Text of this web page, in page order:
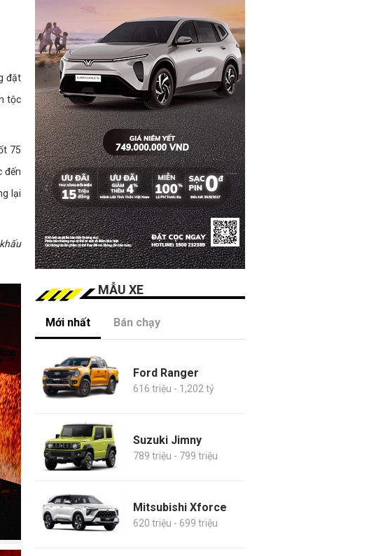
đặt
tộc
75
đến
lại
MẪU XE
Mới nhất Bán chạy
Ford Ranger
616 triệu - 1,202 tỷ
Suzuki Jimny
789 triệu - 799 triệu
Mitsubishi Xforce
620 triệu - 699 triệu